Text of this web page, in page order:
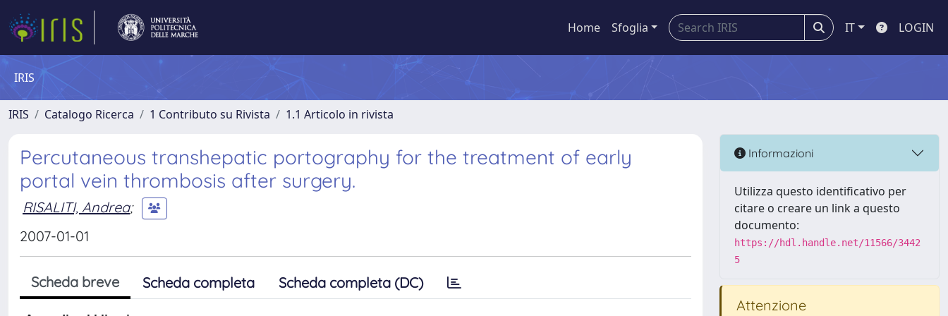
Home Sfoglia IT LOGIN
IRIS
IRIS Catalogo Ricerca 1 Contributo su Rivista 1.1 Articolo in rivista
Percutaneous transhepatic portography for the treatment of early
portal vein thrombosis after surgery.
RISALITI, Andrea;
2007-01-01
Scheda breve Scheda completa Scheda completa (DC)
Informazioni
Utilizza questo identificativo per
citare o creare un link a questo
documento:
https://hdl.handle.net/11566/3442
5
Attenzione